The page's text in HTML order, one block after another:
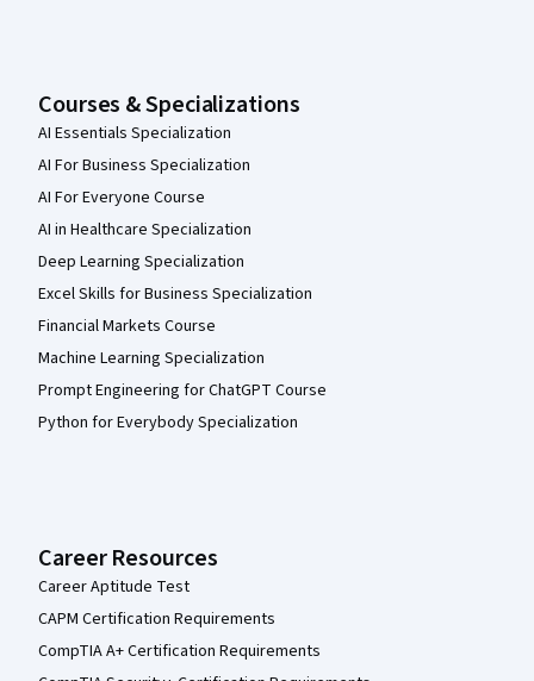
Courses & Specializations
AI Essentials Specialization
AI For Business Specialization
AI For Everyone Course
AI in Healthcare Specialization
Deep Learning Specialization
Excel Skills for Business Specialization
Financial Markets Course
Machine Learning Specialization
Prompt Engineering for ChatGPT Course
Python for Everybody Specialization
Career Resources
Career Aptitude Test
CAPM Certification Requirements
CompTIA A+ Certification Requirements